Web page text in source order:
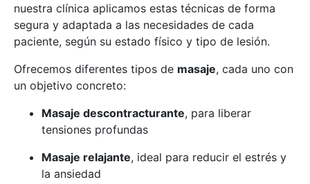
nuestra clínica aplicamos estas técnicas de forma
segura y adaptada a las necesidades de cada
paciente, según su estado físico y tipo de lesión.
Ofrecemos diferentes tipos de masaje, cada uno con
un objetivo concreto:
Masaje descontracturante, para liberar
tensiones profundas
Masaje relajante, ideal para reducir el estrés y
la ansiedad